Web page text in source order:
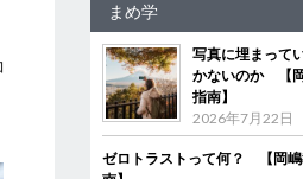
まめ学
写真に埋まって
かないのか 【
指南】
2026年7月22日
ゼロトラストって何？ 【岡